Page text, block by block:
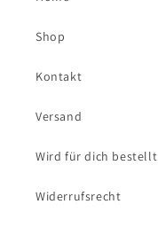
Shop
Kontakt
Versand
Wird für dich bestellt
Widerrufsrecht